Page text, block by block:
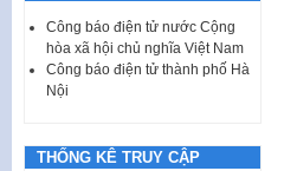
Công báo điện tử nước Cộng
hòa xã hội chủ nghĩa Việt Nam
Công báo điện tử thành phố Hà
Nội
THỐNG KÊ TRUY CẬP